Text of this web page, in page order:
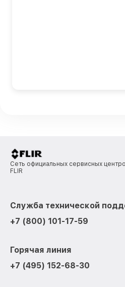
Сеть официальных сервисных
FLIR
Служба технической
+7 (800) 101-17-59
Горячая линия
+7 (495) 152-68-30